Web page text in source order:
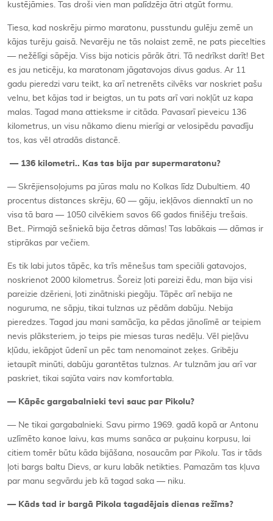
kustējāmies. Tas droši vien man palīdzēja ātri atgūt formu.
Tiesa, kad noskrēju pirmo maratonu, pusstundu gulēju zemē un
kājas turēju gaisā. Nevarēju ne tās nolaist zemē, ne pats piecelties
— nežēlīgi sāpēja. Viss bija noticis pārāk ātri. Tā nedrīkst darīt! Bet
es jau neticēju, ka maratonam jāgatavojas divus gadus. Ar 11
gadu pieredzi varu teikt, ka arī netrenēts cilvēks var noskriet pašu
velnu, bet kājas tad ir beigtas, un tu pats arī vari nokļūt uz kapa
malas. Tagad mana attieksme ir citāda. Pavasarī pieveicu 136
kilometrus, un visu nākamo dienu mierīgi ar velosipēdu pavadīju
tos, kas vēl atradās distancē.
— 136 kilometri.. Kas tas bija par supermaratonu?
— Skrējiensoļojums pa jūras malu no Kolkas līdz Dubultiem. 40
procentus distances skrēju, 60 — gāju, iekļāvos diennaktī un no
visa tā bara — 1050 cilvēkiem savos 66 gados finišēju trešais.
Bet.. Pirmajā sešniekā bija četras dāmas! Tas labākais — dāmas ir
stiprākas par večiem.
Es tik labi jutos tāpēc, ka trīs mēnešus tam speciāli gatavojos,
noskrienot 2000 kilometrus. Šoreiz ļoti pareizi ēdu, man bija visi
pareizie dzērieni, ļoti zinātniski piegāju. Tāpēc arī nebija ne
noguruma, ne sāpju, tikai tulznas uz pēdām dabūju. Nebija
pieredzes. Tagad jau mani samācīja, ka pēdas jānolīmē ar teipiem
nevis plāksteriem, jo teips pie miesas turas nedēļu. Vēl pieļāvu
kļūdu, iekāpjot ūdenī un pēc tam nenomainot zeķes. Gribēju
ietaupīt minūti, dabūju garantētas tulznas. Ar tulznām jau arī var
paskriet, tikai sajūta vairs nav komfortabla.
— Kāpēc gargabalnieki tevi sauc par Pikolu?
— Ne tikai gargabalnieki. Savu pirmo 1969. gadā kopā ar Antonu
uzlīmēto kanoe laivu, kas mums sanāca ar puķainu korpusu, lai
citiem tomēr būtu kāda bijāšana, nosaucām par Pikolu. Tas ir tāds
ļoti bargs baltu Dievs, ar kuru labāk netikties. Pamazām tas kļuva
par manu segvārdu jeb kā tagad saka — niku.
— Kāds tad ir bargā Pikola tagadējais dienas režīms?